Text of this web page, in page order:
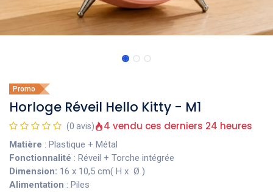
Promo
Horloge Réveil Hello Kitty - M1
(0 avis) 4 vendu ces derniers 24 heures
Matière : Plastique + Métal
Fonctionnalité : Réveil + Torche intégrée
Dimension: 16 x 10,5 cm( H x Ø )
Alimentation : Piles